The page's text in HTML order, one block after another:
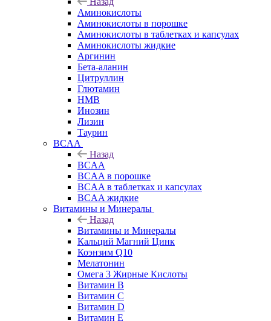
Аминокислоты
Аминокислоты в порошке
Аминокислоты в таблетках и капсулах
Аминокислоты жидкие
Аргинин
Бета-аланин
Цитруллин
Глютамин
HMB
Инозин
Лизин
Таурин
BCAA
Назад
BCAA
BCAA в порошке
BCAA в таблетках и капсулах
BCAA жидкие
Витамины и Минералы
Назад
Витамины и Минералы
Кальций Магний Цинк
Коэнзим Q10
Мелатонин
Омега 3 Жирные Кислоты
Витамин B
Витамин C
Витамин D
Витамин E